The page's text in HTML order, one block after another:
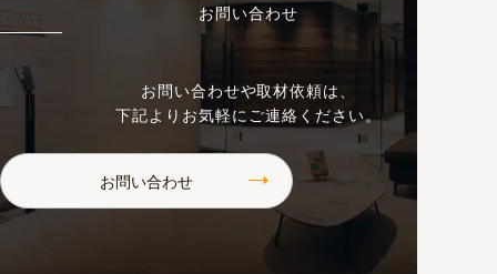
お問い合わせ
お問い合わせや取材依頼は、
下記よりお気軽にご連絡ください。
お問い合わせ